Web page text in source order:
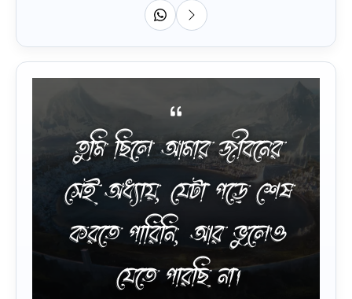
তুমি ছিলে আমার জীবনের
সেই অধ্যায়, যেটা পড়ে শেষ
করতে পারিনি, আর ভুলেও
যেতে পারছি না।